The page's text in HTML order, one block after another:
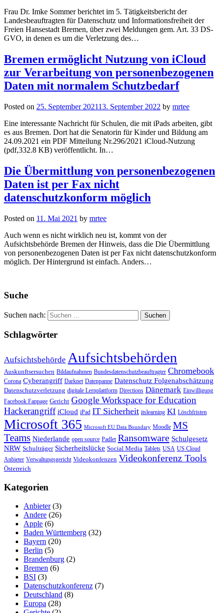
Frau Dr. Imke Sommer berichtet im 5. Tätigkeitsbericht der
Landesbeauftragten für Datenschutz und Informationsfreiheit der
Freien Hansestadt Bremen, über zwei Meldungen gem. Art. 33 DS-
GVO, in denen es um die Verletzung des…
Bremen ermöglicht Nutzung von iCloud
zur Verarbeitung von personenbezogenen
Daten mit normalem Schutzbedarf
Posted on 25. September 202113. September 2022 by mrtee
Eine interessante Nachricht für Schulen, die mit iPads arbeiten, gibt
es aus Bremen. Dort hat die Senatorin für Kinder und Bildung am
24.09.2021 ein PDF Mitteilung Nr.296/2021 iCloud-Nutzung
(pdf,332.8 KB) veröffentlicht. In…
Die Übermittlung von personenbezogenen
Daten ist per Fax nicht
datenschutzkonform möglich
Posted on 11. Mai 2021 by mrtee
Auch wenn es nicht wirklich neu ist, kommt von der
Aufsichtsbehörde Bremen der Hinweis, dass die Die Übermittlung
von personenbezogenen Daten ist per Fax nicht datenschutzkonform
möglich. Der Hintergrund ist einfach. Anders…
Suche
Suchen nach:
Schlagwörter
Aufsichtsbehörde Aufsichtsbehörden
Auskunftsersuchen Bildaufnahmen Bundesdatenschutzbeauftragter Chromebook
Corona Cyberangriff Darknet Datenpanne Datenschutz Folgenabschätzung
Datenschutzverletzung digitale Lernplattform Directions Dänemark Einwilligung
Facebook Fanpage Gericht Google Workspace for Education
Hackerangriff iCloud iPad IT Sicherheit itslearning KI Löschfristen
Microsoft 365 Microsoft EU Data Boundary Moodle MS
Teams Niederlande open source Padlet Ransomware Schulgesetz
NRW Schulträger Sicherheitslücke Social Media Tablets USA US Cloud
Anbieter Verwaltungsgericht Videokonfenzen Videokonferenz Tools
Österreich
Kategorien
Anbieter(3)
Andere (26)
Apple (6)
Baden Württemberg (32)
Bayern (20)
Berlin (5)
Brandenburg (2)
Bremen (6)
BSI (3)
Datenschutzkonferenz (7)
Deutschland (8)
Europa (28)